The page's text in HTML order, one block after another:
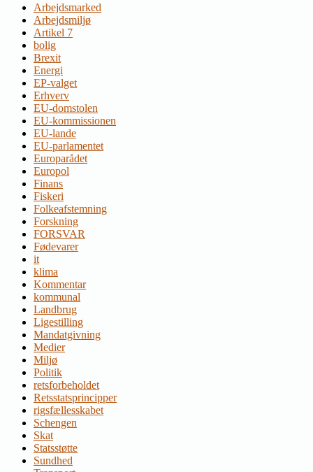
Arbejdsmarked
Arbejdsmiljø
Artikel 7
bolig
Brexit
Energi
EP-valget
Erhverv
EU-domstolen
EU-kommissionen
EU-lande
EU-parlamentet
Europarådet
Europol
Finans
Fiskeri
Folkeafstemning
Forskning
FORSVAR
Fødevarer
it
klima
Kommentar
kommunal
Landbrug
Ligestilling
Mandatgivning
Medier
Miljø
Politik
retsforbeholdet
Retsstatsprincipper
rigsfællesskabet
Schengen
Skat
Statsstøtte
Sundhed